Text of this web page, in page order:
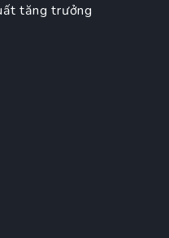
tăng trưởng